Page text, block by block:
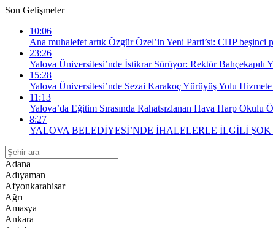
Son Gelişmeler
10:06
Ana muhalefet artık Özgür Özel’in Yeni Parti’si: CHP beşinci
23:26
Yalova Üniversitesi’nde İstikrar Sürüyor: Rektör Bahçekapılı
15:28
Yalova Üniversitesi’nde Sezai Karakoç Yürüyüş Yolu Hizmete
11:13
Yalova’da Eğitim Sırasında Rahatsızlanan Hava Harp
8:27
YALOVA BELEDİYESİ’NDE İHALELERLE İLGİLİ
Adana
Adıyaman
Afyonkarahisar
Ağrı
Amasya
Ankara